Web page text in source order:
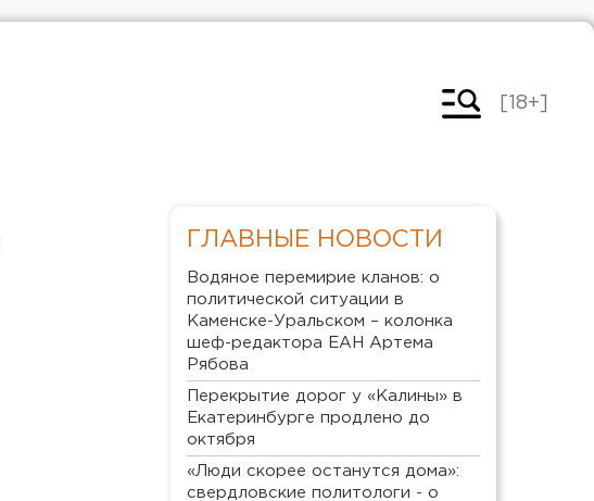
[18+]
ГЛАВНЫЕ НОВОСТИ
Водяное перемирие кланов: о
политической ситуации в
Каменске-Уральском – колонка
шеф-редактора ЕАН Артема
Рябова
Перекрытие дорог у «Калины» в
Екатеринбурге продлено до
октября
«Люди скорее останутся дома»:
свердловские политологи - о